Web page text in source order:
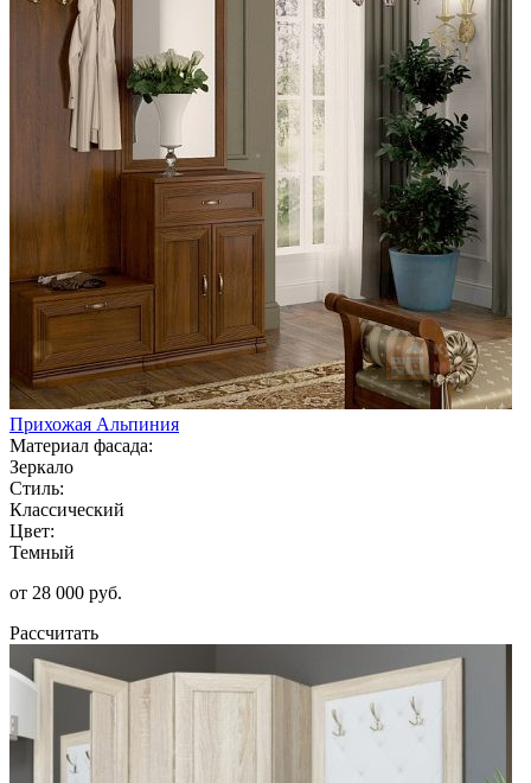
Прихожая Альпиния
Материал фасада:
Зеркало
Стиль:
Классический
Цвет:
Темный
от 28 000 руб.
Рассчитать